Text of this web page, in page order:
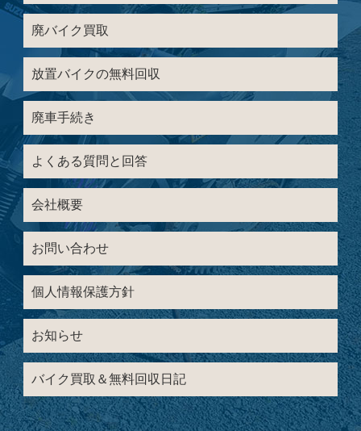
廃バイク買取
放置バイクの無料回収
廃車手続き
よくある質問と回答
会社概要
お問い合わせ
個人情報保護方針
お知らせ
バイク買取＆無料回収日記